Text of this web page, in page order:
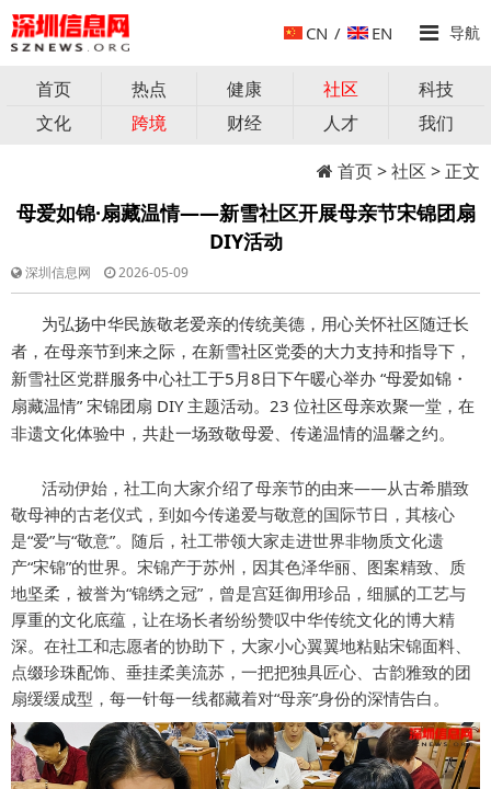
CN / EN 导航
首页 热点 健康 社区
科技
文化
跨境 财经 人才
我们
首页>社区 > 正文
母爱如锦·扇藏温情——新雪社区开展母亲节宋锦团扇
DIY活动
深圳信息网 2026-05-09
为弘扬中华民族敬老爱亲的传统美德，用心关怀社区随迁长
者，在母亲节到来之际，在新雪社区党委的大力支持和指导下，
新雪社区党群服务中心社工于5月8日下午暖心举办 “母爱如锦・
扇藏温情” 宋锦团扇 DIY 主题活动。23 位社区母亲欢聚一堂，在
非遗文化体验中，共赴一场致敬母爱、传递温情的温馨之约。
活动伊始，社工向大家介绍了母亲节的由来——从古希腊致
敬母神的古老仪式，到如今传递爱与敬意的国际节日，其核心
是“爱”与“敬意”。随后，社工带领大家走进世界非物质文化遗
产“宋锦”的世界。宋锦产于苏州，因其色泽华丽、图案精致、质
地坚柔，被誉为“锦绣之冠”，曾是宫廷御用珍品，细腻的工艺与
厚重的文化底蕴，让在场长者纷纷赞叹中华传统文化的博大精
深。在社工和志愿者的协助下，大家小心翼翼地粘贴宋锦面料、
点缀珍珠配饰、垂挂柔美流苏，一把把独具匠心、古韵雅致的团
扇缓缓成型，每一针每一线都藏着对“母亲”身份的深情告白。